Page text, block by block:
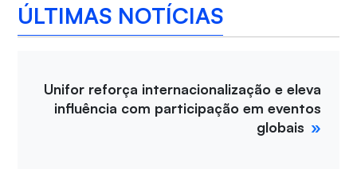
ÚLTIMAS NOTÍCIAS
Unifor reforça internacionalização e eleva
influência com participação em eventos
globais